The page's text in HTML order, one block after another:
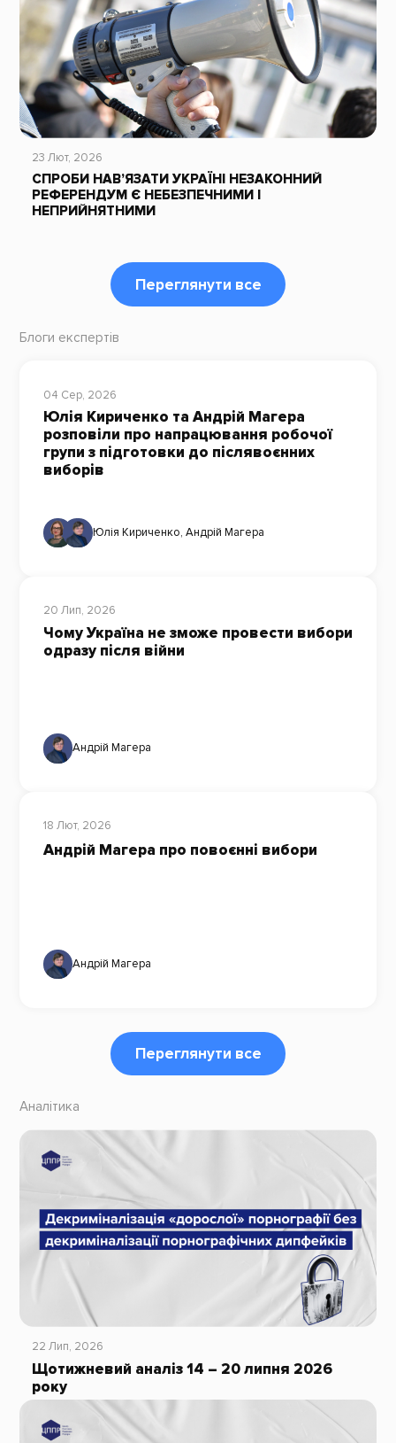
23 Лют, 2026
СПРОБИ НАВ’ЯЗАТИ УКРАЇНІ НЕЗАКОННИЙ
РЕФЕРЕНДУМ Є НЕБЕЗПЕЧНИМИ І
НЕПРИЙНЯТНИМИ
Переглянути все
Блоги експертів
04 Сер, 2026
Юлія Кириченко та Андрій Магера
розповіли про напрацювання робочої
групи з підготовки до післявоєнних
виборів
Юлія Кириченко, Андрій Магера
20 Лип, 2026
Чому Україна не зможе провести вибори
одразу після війни
Андрій Магера
18 Лют, 2026
Андрій Магера про повоєнні вибори
Андрій Магера
Переглянути все
Аналітика
22 Лип, 2026
Щотижневий аналіз 14 – 20 липня 2026
року